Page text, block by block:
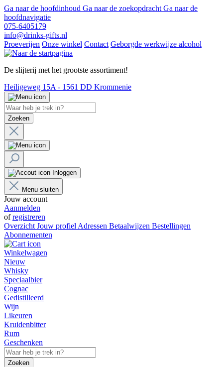
Ga naar de hoofdinhoud Ga naar de zoekopdracht Ga naar de
hoofdnavigatie
075-6405179
info@drinks-gifts.nl
Proeverijen Onze winkel Contact Geborgde werkwijze alcohol
De slijterij met het grootste assortiment!
Heiligeweg 15A - 1561 DD Krommenie
Zoeken
Inloggen
Menu sluiten
Jouw account
Aanmelden
ofregistreren
Overzicht Jouw profiel Adressen Betaalwijzen Bestellingen
Abonnementen
Winkelwagen
Nieuw
Whisky
Speciaalbier
Cognac
Gedistilleerd
Wijn
Likeuren
Kruidenbitter
Rum
Geschenken
Zoeken